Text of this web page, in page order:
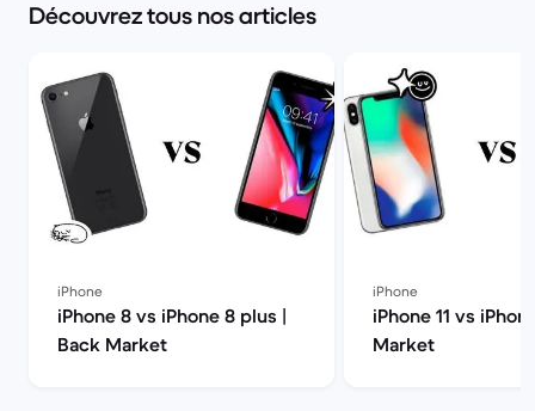
Découvrez tous nos articles
iPhone
iPhone 8 vs iPhone 8 plus |
Back Market
iPhone
iPhone 11 vs
Market